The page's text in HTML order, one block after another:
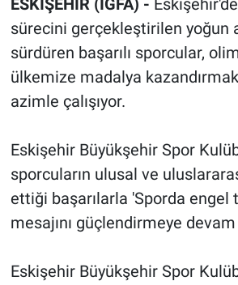
ESKİŞEHİR (İGFA) -
sürecini gerçekleştirilen yoğun
sürdüren başarılı sporcular,
ülkemize madalya
azimle çalışıyor.
Eskişehir Büyükşehir Spor
sporcuların ulusal ve
ettiği başarılarla 'Sporda engel
mesajını güçlendirmeye
Eskişehir Büyükşehir Spor